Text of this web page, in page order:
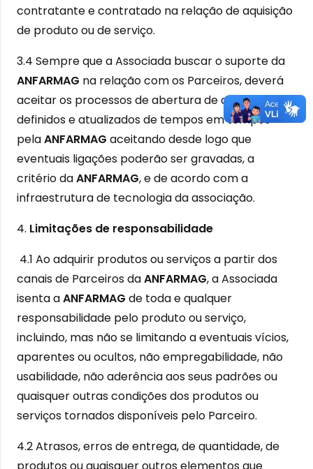
contratante e contratado na relação de aquisição
de produto ou de serviço.
3.4 Sempre que a Associada buscar o suporte da
ANFARMAG na relação com os Parceiros, deverá
aceitar os processos de abertura de chamados
definidos e atualizados de tempos em tempos
pelaANFARMAG aceitando desde logo que
eventuais ligações poderão ser gravadas, a
critério daANFARMAG, e de acordo com a
infraestrutura de tecnologia da associação.
4. Limitações de responsabilidade
4.1 Ao adquirir produtos ou serviços a partir dos
canais de Parceiros daANFARMAG, a Associada
isenta aANFARMAG de toda e qualquer
responsabilidade pelo produto ou serviço,
incluindo, mas não se limitando a eventuais vícios,
aparentes ou ocultos, não empregabilidade, não
usabilidade, não aderência aos seus padrões ou
quaisquer outras condições dos produtos ou
serviços tornados disponíveis pelo Parceiro.
4.2 Atrasos, erros de entrega, de quantidade, de
produtos ou quaisquer outros elementos que